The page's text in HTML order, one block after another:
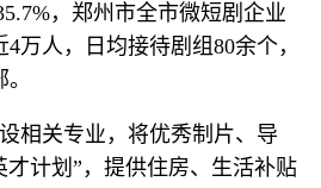
，郑州市全市微短剧企业
万人，日均接待剧组80余个，
相关专业，将优秀制片、导
才计划”，提供住房、生活补贴